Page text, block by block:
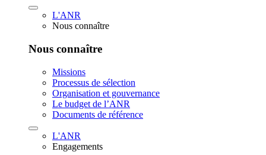
L'ANR
Nous connaître
Nous connaître
Missions
Processus de sélection
Organisation et gouvernance
Le budget de l’ANR
Documents de référence
L'ANR
Engagements